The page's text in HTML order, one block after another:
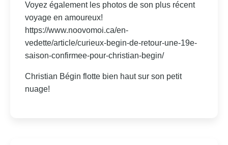
Voyez également les photos de son plus récent
voyage en amoureux!
https://www.noovomoi.ca/en-
vedette/article/curieux-begin-de-retour-une-19e-
saison-confirmee-pour-christian-begin/
Christian Bégin flotte bien haut sur son petit
nuage!